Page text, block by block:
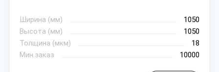
Ширина (мм)
1050
Высота (мм)
1050
Толщина (мкм)
18
Мин.заказ
10000